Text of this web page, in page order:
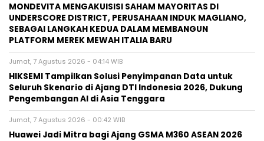
MONDEVITA MENGAKUISISI SAHAM MAYORITAS DI
UNDERSCORE DISTRICT, PERUSAHAAN INDUK MAGLIANO,
SEBAGAI LANGKAH KEDUA DALAM MEMBANGUN
PLATFORM MEREK MEWAH ITALIA BARU
Jumat, 7 Agustus 2026 - 04:14 WIB
HIKSEMI Tampilkan Solusi Penyimpanan Data untuk
Seluruh Skenario di Ajang DTI Indonesia 2026, Dukung
Pengembangan AI di Asia Tenggara
Jumat, 7 Agustus 2026 - 00:42 WIB
Huawei Jadi Mitra bagi Ajang GSMA M360 ASEAN 2026